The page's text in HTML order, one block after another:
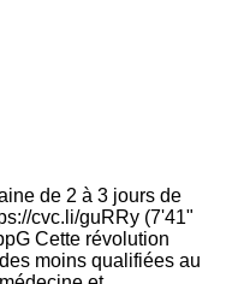
de 2 à 3 jours de
cvc.li/guRRy (7'41"
Cette révolution
moins qualifiées au